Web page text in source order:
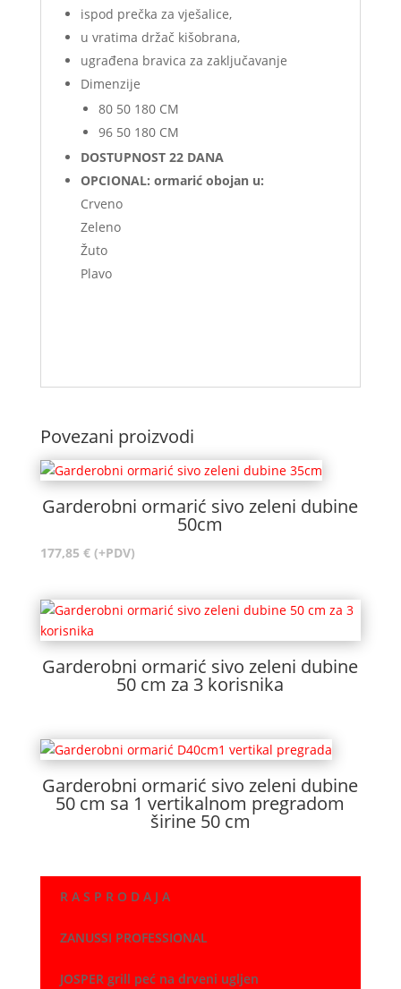
ispod prečka za vješalice,
u vratima držač kišobrana,
ugrađena bravica za zaključavanje
Dimenzije
80 50 180 CM
96 50 180 CM
DOSTUPNOST 22 DANA
OPCIONAL: ormarić obojan u:
Crveno
Zeleno
Žuto
Plavo
Povezani proizvodi
Garderobni ormarić sivo zeleni dubine
50cm
177,85 € (+PDV)
Garderobni ormarić sivo zeleni dubine
50 cm za 3 korisnika
Garderobni ormarić sivo zeleni dubine
50 cm sa 1 vertikalnom pregradom
širine 50 cm
R A S P R O D A J A
ZANUSSI PROFESSIONAL
JOSPER grill peć na drveni ugljen